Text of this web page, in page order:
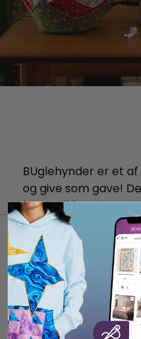
BUglehynder er et
og give som gave!
bruger ikke ret
OM
Om SVP Worldwide